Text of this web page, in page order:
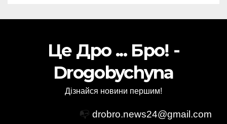
Це Дро ... Бро! -
Drogobychyna
Дізнайся новини першим!
📭 drobro.news24@gmail.com